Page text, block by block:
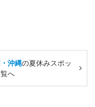
沖縄の夏休みスポッ
覧へ